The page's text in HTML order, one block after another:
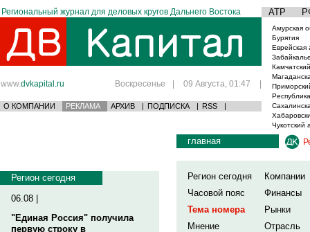
Региональный журнал для деловых кругов Дальнего Востока АТР
www.dvkapital.ru Воскресенье | 09 Августа, 01:47 |
О КОМПАНИИ РЕКЛАМА АРХИВ | ПОДПИСКА | RSS |
Амурская
Бурятия
Еврейская
Чукотский
Регион сегодня
06.08 |
"Единая Россия" получила
первую строку в
главная
Регион сегодня
Компании
Часовой пояс
Финансы
Тема номера
Рынки
Мнение
Отрасль